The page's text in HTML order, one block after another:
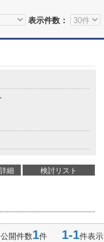
表示件数：
詳細 検討リスト
開件数1件 1-1件表示